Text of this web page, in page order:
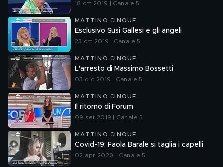
18 ott 2019 | Canale 5
MATTINO CINQUE
Esclusivo Susi Gallesi e gli angeli
23 ott 2019 | Canale 5
MATTINO CINQUE
L'arresto di Massimo Bossetti
03 dic 2019 | Canale 5
MATTINO CINQUE
Il ritorno di Forum
09 set 2019 | Canale 5
MATTINO CINQUE
Covid-19: Paola Barale si taglia i capelli
02 apr 2020 | Canale 5